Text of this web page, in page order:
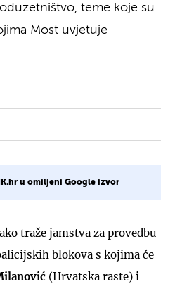
teme koje su
Most uvjetuje
u omiljeni Google izvor
traže jamstva za provedbu
blokova s kojima će
(Hrvatska raste) i